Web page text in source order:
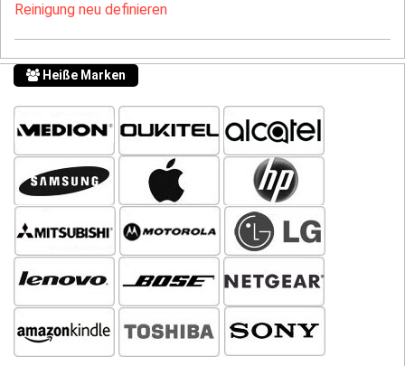
Reinigung neu definieren
Heiße Marken